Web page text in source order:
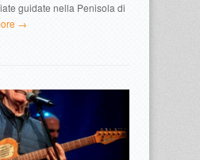
guidate nella Penisola di
→